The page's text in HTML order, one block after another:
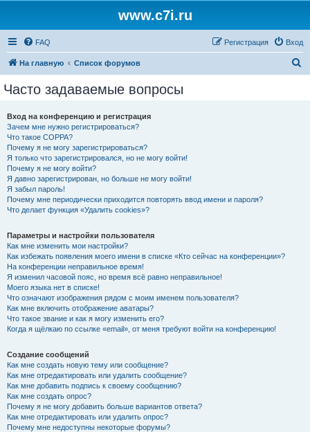
www.c7i.ru
FAQ Вход
Регистрация
На главную Список форумов
Часто задаваемые вопросы
Вход на конференцию и регистрация
Зачем мне нужно регистрироваться?
Что такое COPPA?
Почему я не могу зарегистрироваться?
Я только что зарегистрировался, но не могу войти!
Почему я не могу войти?
Я давно зарегистрирован, но больше не могу войти!
Я забыл пароль!
Почему мне периодически приходится повторять ввод имени и пароля?
Что делает функция «Удалить cookies»?
Параметры и настройки пользователя
Как мне изменить мои настройки?
Как избежать появления моего имени в списке «Кто сейчас на конференции»?
На конференции неправильное время!
Я изменил часовой пояс, но время всё равно неправильное!
Моего языка нет в списке!
Что означают изображения рядом с моим именем пользователя?
Как мне включить отображение аватары?
Что такое звание и как я могу изменить его?
Когда я щёлкаю по ссылке «email», от меня требуют войти на конференцию!
Создание сообщений
Как мне создать новую тему или сообщение?
Как мне отредактировать или удалить сообщение?
Как мне добавить подпись к своему сообщению?
Как мне создать опрос?
Почему я не могу добавить больше вариантов ответа?
Как мне отредактировать или удалить опрос?
Почему мне недоступны некоторые форумы?